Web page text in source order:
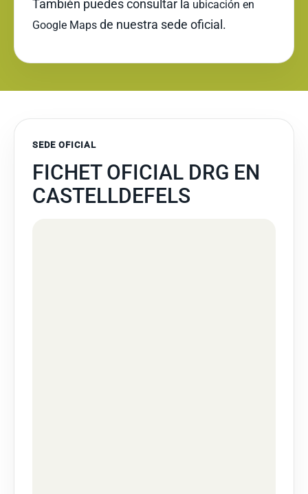
También puedes consultar la ubicación en
Google Maps de nuestra sede oficial.
SEDE OFICIAL
FICHET OFICIAL DRG EN
CASTELLDEFELS